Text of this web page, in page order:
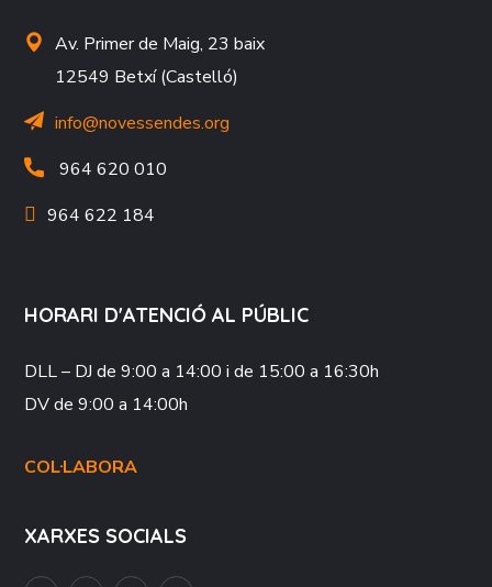
Av. Primer de Maig, 23 baix
12549 Betxí (Castelló)
info@novessendes.org
964 620 010
964 622 184
HORARI D'ATENCIÓ AL PÚBLIC
DLL – DJde 9:00 a 14:00 i de 15:00 a 16:30h
DVde 9:00 a 14:00h
COL·LABORA
XARXES SOCIALS